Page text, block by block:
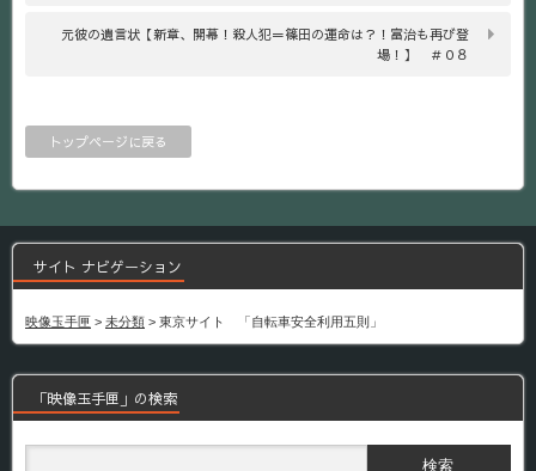
元彼の遺言状【新章、開幕！殺人犯＝篠田の運命は？！富治も再び登
場！】 ＃０８
トップページに戻る
サイト ナビゲーション
映像玉手匣 > 未分類 > 東京サイト 「自転車安全利用五則」
「映像玉手匣」の検索